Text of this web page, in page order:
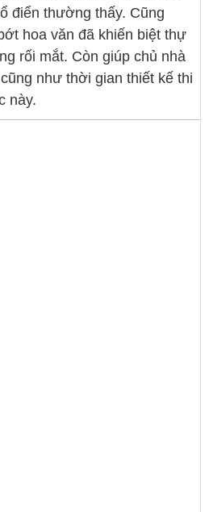
điển thường thấy. Cũng
hoa văn đã khiến biệt thự
rối mắt. Còn giúp chủ nhà
như thời gian thiết kế thi
này.